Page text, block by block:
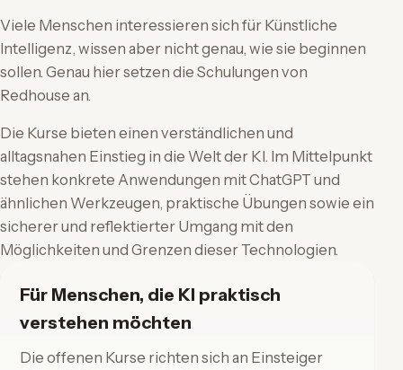
Viele Menschen interessieren sich für Künstliche
Intelligenz, wissen aber nicht genau, wie sie beginnen
sollen. Genau hier setzen die Schulungen von
Redhouse an.
Die Kurse bieten einen verständlichen und
alltagsnahen Einstieg in die Welt der KI. Im Mittelpunkt
stehen konkrete Anwendungen mit ChatGPT und
ähnlichen Werkzeugen, praktische Übungen sowie ein
sicherer und reflektierter Umgang mit den
Möglichkeiten und Grenzen dieser Technologien.
Für Menschen, die KI praktisch
verstehen möchten
Die offenen Kurse richten sich an Einsteiger